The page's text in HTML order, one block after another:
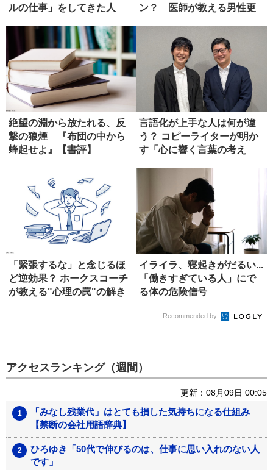
ルの仕事」をしてきた人
ン？ 医師が教える男性更
絶望の淵から放たれる、反
撃の狼煙 『布団の中から
蜂起せよ』【書評】
言語化が上手な人は何が違
う？ コピーライターが明か
す「心に響く言葉の考え
「緊張するな」と念じるほ
ど逆効果？ ホークスコーチ
が教える"心理の罠"の解き
イライラ、寝起きがだるい...
「働きすぎている人」にで
る体の危険信号
Recommended by
アクセスランキング（週間）
更新：08月09日 00:05
「みなし残業代」はとても損した気持ちになる仕組み
【禁断の会社用語辞典】
ひろゆき「50代で伸びるのは、仕事に思い入れのない人
です」